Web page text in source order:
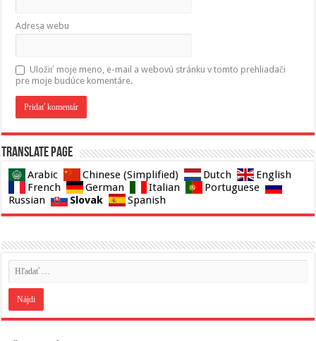
Adresa webu
Uložiť moje meno, e-mail a webovú stránku v tomto prehliadači
pre moje budúce komentáre.
Translate page
Arabic Chinese (Simplified) Dutch
English
French
German Italian
Portuguese
Russian
Slovak Spanish